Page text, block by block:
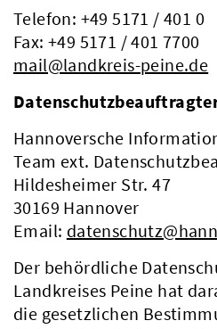
Telefon: +49 5171 / 401 0
Fax: +49 5171 / 401 7700
mail@landkreis-peine.de
Hannoversche
Team ext.
Hildesheimer Str. 47
30169 Hannover
Email:
Der behördliche
Landkreises Peine hat
die gesetzlichen